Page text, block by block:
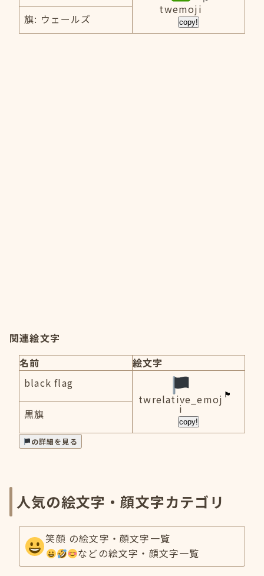
twemoji
copy!
旗: ウェールズ
関連絵文字
名前
絵文字
black flag
twrelative_emoj
i
copy!
黒旗
の詳細を見る
人気の絵文字・顔文字カテゴリ
笑顔 の絵文字・顔文字一覧
などの絵文字・顔文字一覧